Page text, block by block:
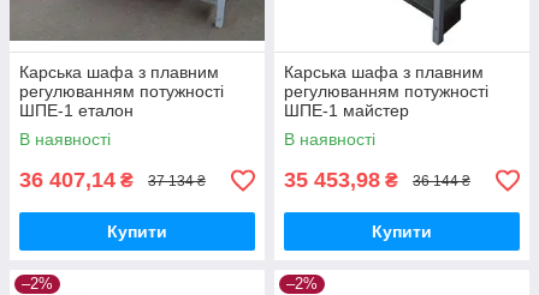
Карська шафа з плавним
регулюванням потужності
ШПЕ-1 еталон
В наявності
36 407,14 ₴ 37 134 ₴
Купити
Карська шафа з плавним
регулюванням потужності
ШПЕ-1 майстер
В наявності
35 453,98 ₴ 36 144 ₴
Купити
–2% –2%